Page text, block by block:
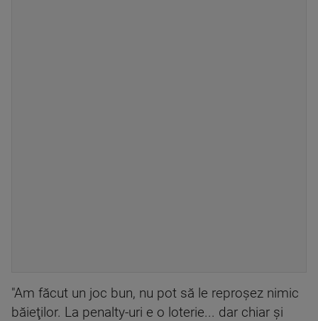
"Am făcut un joc bun, nu pot să le reproşez nimic
băieţilor. La penalty-uri e o loterie... dar chiar şi